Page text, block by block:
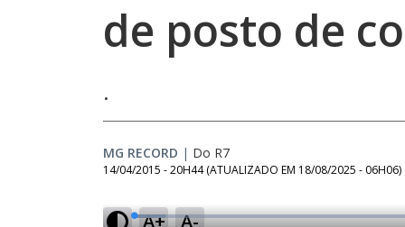
de posto de
.
MG RECORD | Do R7
14/04/2015 - 20H44 (ATUALIZADO EM 18/08/2025 - 06H06)
A+ A-
L